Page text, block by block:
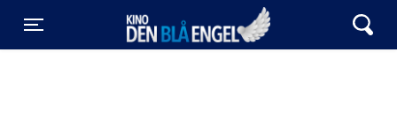
Toggle navigation
Kino Den Blå Engel